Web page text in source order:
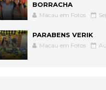
BORRACHA
Macau em Fotos
PARABENS VERIK
Macau em Fotos